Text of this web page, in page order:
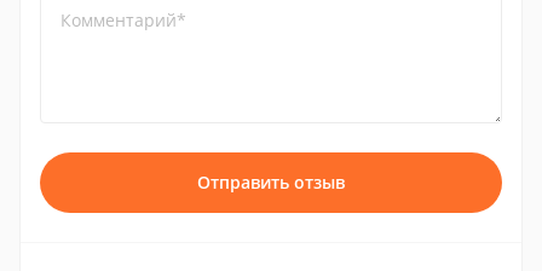
Комментарий*
Отправить отзыв